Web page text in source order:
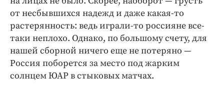
от несбывшихся надежд и даже какая-то
растерянность: ведь играли-то россияне все-
таки неплохо. Однако, по большому счету, для
нашей сборной ничего еще не потеряно —
Россия поборется за место под жарким
солнцем ЮАР в стыковых матчах.